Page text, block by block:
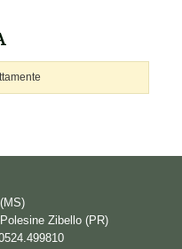
Zibello (PR)